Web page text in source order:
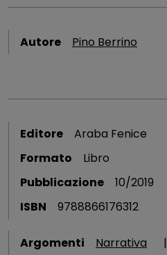
Autore Pino Berrino
Editore
Araba Fenice
Formato
Libro
Pubblicazione
10/2019
ISBN
9788866176312
Argomenti Narrativa